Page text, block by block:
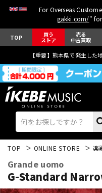
For Overseas
gakki.com/"
TOP 買う
ストア
売る
中古買取
【重要】熊本県で発生し
TOP ONLINE STORE 楽
Grande uomo
G-Standard